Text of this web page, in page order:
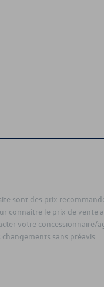
sont des prix
connaitre le prix de vente
votre concessionnaire/
sans préavis.